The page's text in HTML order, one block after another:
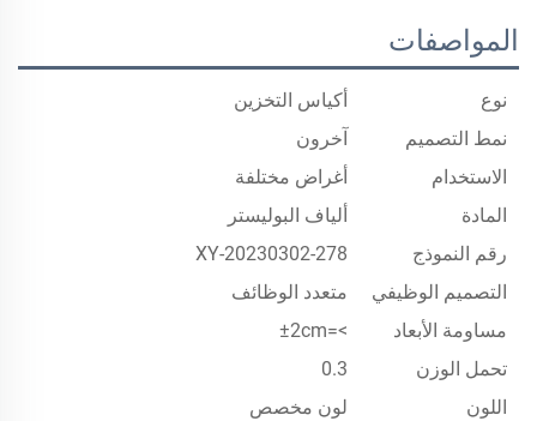
المواصفات
نوع
أكياس التخزين
نمط التصميم
آخرون
الاستخدام
أغراض مختلفة
المادة
ألياف البوليستر
رقم النموذج
XY-20230302-278
التصميم الوظيفي
متعدد الوظائف
مساومة الأبعاد
>=±2cm
تحمل الوزن
0.3
اللون
لون مخصص